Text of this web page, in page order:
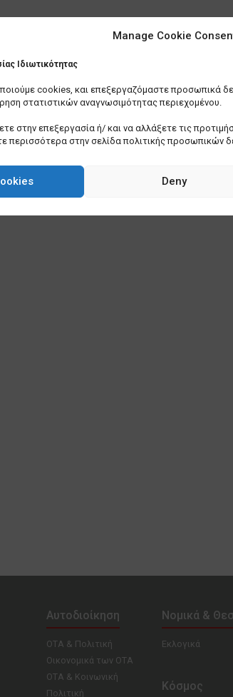
Manage Cookie
Ιδιωτικότητας
cookies, και επεξεργαζόμαστε προσωπικά
στατιστικών αναγνωσιμότητας περιεχομένου.
στην επεξεργασία ή/ και να αλλάξετε τις
περισσότερα στην σελίδα πολιτικής προσωπικών
Deny
Αυτοδιοίκηση
ΟΤΑ & Πολιτική
Οικονομικά των ΟΤΑ
ΟΤΑ & Κοινωνική
Πολιτική
Νομικά &
Εκλογικά
Κόσμος